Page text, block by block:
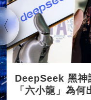
DeepSeek 黑神
「六小龍」為何